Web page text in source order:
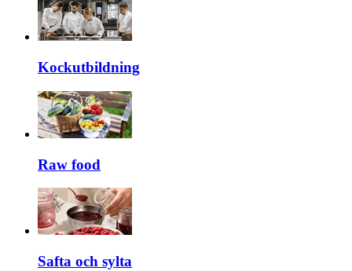
Kockutbildning
Raw food
Safta och sylta